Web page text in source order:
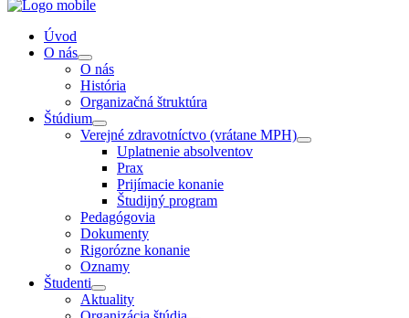
Úvod
O nás
O nás
História
Organizačná štruktúra
Štúdium
Verejné zdravotníctvo (vrátane MPH)
Uplatnenie absolventov
Prax
Prijímacie konanie
Študijný program
Pedagógovia
Dokumenty
Rigorózne konanie
Oznamy
Študenti
Aktuality